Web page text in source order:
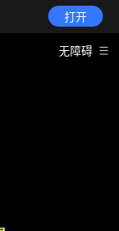
打开
无障碍